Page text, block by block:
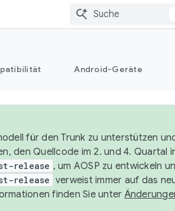
Android-Geräte
für den Trunk zu unterstützen
den Quellcode im 2. und 4. Quartal
release , um AOSP zu entwickeln
release verweist immer auf das
finden Sie unter